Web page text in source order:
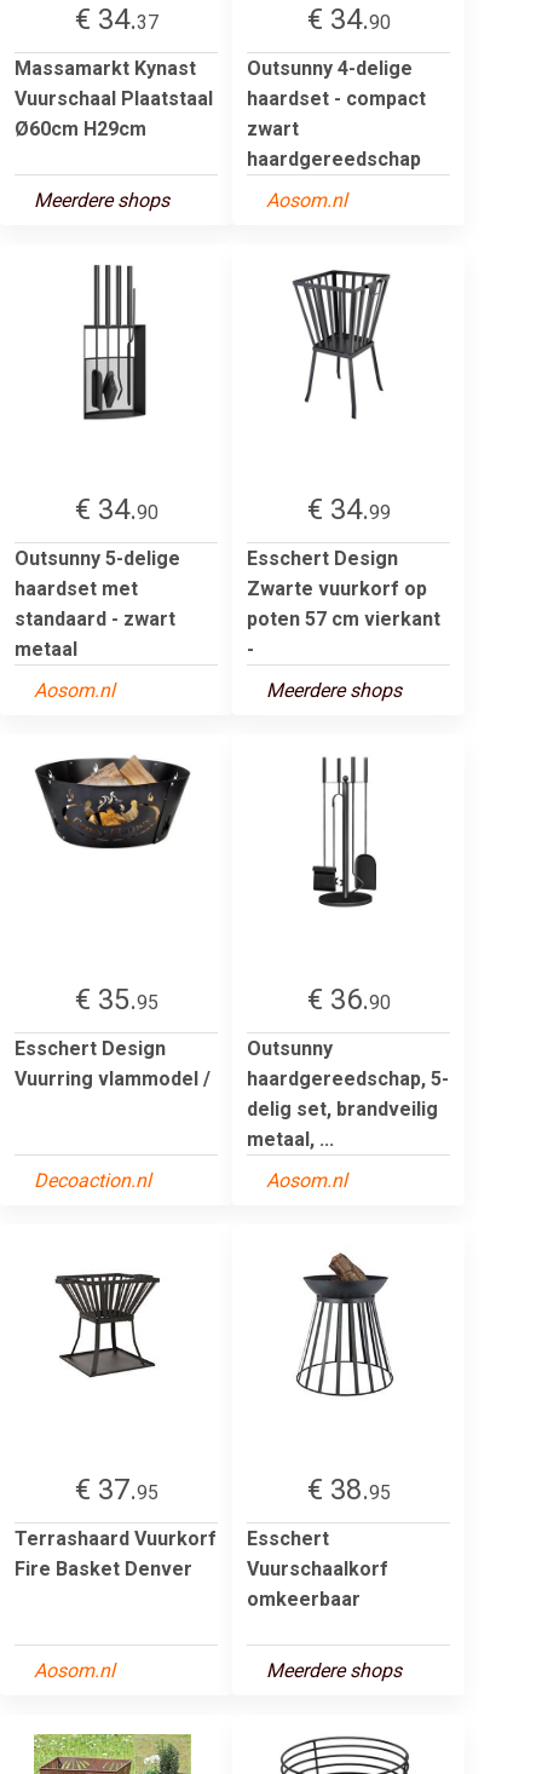
€ 34.37
Massamarkt Kynast
Vuurschaal Plaatstaal
Ø60cm H29cm
Meerdere shops
€ 34.90
Outsunny 4-delige
haardset - compact
zwart
haardgereedschap
Aosom.nl
€ 34.90
Outsunny 5-delige
haardset met
standaard - zwart
metaal
Aosom.nl
€ 34.99
Esschert Design
Zwarte vuurkorf op
poten 57 cm vierkant
-
Meerdere shops
€ 35.95
Esschert Design
Vuurring vlammodel /
Decoaction.nl
€ 36.90
Outsunny
haardgereedschap, 5-
delig set, brandveilig
metaal, ...
Aosom.nl
€ 37.95
Terrashaard Vuurkorf
Fire Basket Denver
Aosom.nl
€ 38.95
Esschert
Vuurschaalkorf
omkeerbaar
Meerdere shops